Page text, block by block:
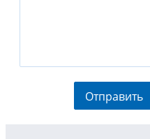
Отправить